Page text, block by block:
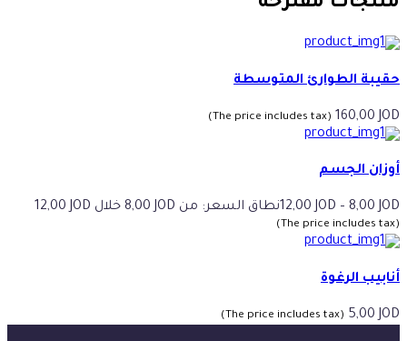
حقيبة الطوارئ المتوسطة
160,00 JOD
(The price includes tax)
أوزان الجسم
8,00JOD
–
12,00JOD نطاق السعر: من ⁦8,00 JOD⁩ خلال ⁦12,00 JOD⁩
(The price includes tax)
أنابيب الرغوة
5,00 JOD
(The price includes tax)